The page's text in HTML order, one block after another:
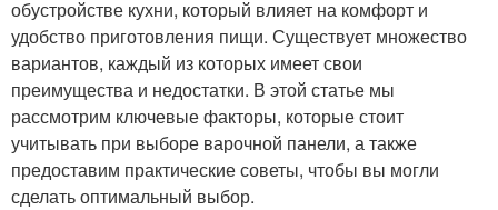
обустройстве кухни, который влияет на комфорт и
удобство приготовления пищи. Существует множество
вариантов, каждый из которых имеет свои
преимущества и недостатки. В этой статье мы
рассмотрим ключевые факторы, которые стоит
учитывать при выборе варочной панели, а также
предоставим практические советы, чтобы вы могли
сделать оптимальный выбор.